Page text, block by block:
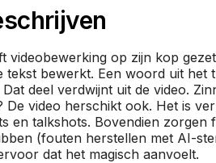
videobewerking op zijn kop
tekst bewerkt. Een woord uit het
deel verdwijnt uit de video.
De video herschikt ook. Het is
en talkshots. Bovendien zorgen
(fouten herstellen met AI-
dat het magisch aanvoelt.